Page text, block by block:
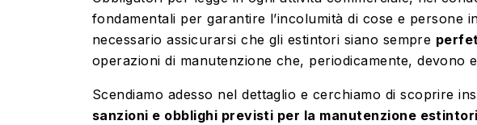
fondamentali per garantire l’incolumità di cose e
necessario assicurarsi che gli estintori siano sempre
operazioni di manutenzione che, periodicamente, devono
Scendiamo adesso nel dettaglio e cerchiamo di scoprire
sanzioni e obblighi previsti per la manutenzione estintori